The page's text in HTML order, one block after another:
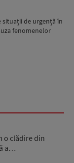
situații de urgență în
fenomenelor
o clădire din
a…